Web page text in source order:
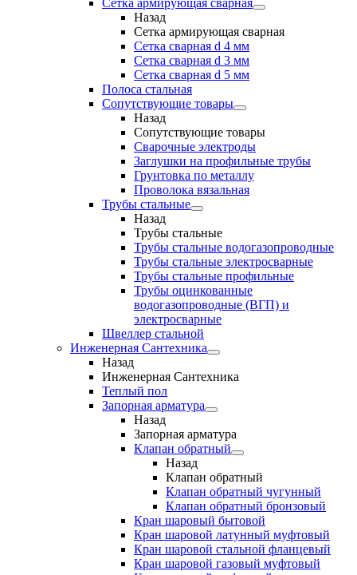
Сетка армирующая сварная
Назад
Сетка армирующая сварная
Сетка сварная d 4 мм
Сетка сварная d 3 мм
Сетка сварная d 5 мм
Полоса стальная
Сопутствующие товары
Назад
Сопутствующие товары
Сварочные электроды
Заглушки на профильные трубы
Грунтовка по металлу
Проволока вязальная
Трубы стальные
Назад
Трубы стальные
Трубы стальные водогазопроводные
Трубы стальные электросварные
Трубы стальные профильные
Трубы оцинкованные
водогазопроводные (ВГП) и
электросварные
Швеллер стальной
Инженерная Сантехника
Назад
Инженерная Сантехника
Теплый пол
Запорная арматура
Назад
Запорная арматура
Клапан обратный
Назад
Клапан обратный
Клапан обратный чугунный
Клапан обратный бронзовый
Кран шаровый бытовой
Кран шаровой латунный муфтовый
Кран шаровой стальной фланцевый
Кран шаровой газовый муфтовый